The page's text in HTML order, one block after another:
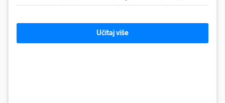
Učitaj više